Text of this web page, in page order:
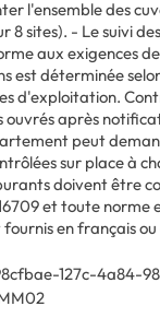
l'ensemble des
8 sites). - Le suivi
aux exigences
est déterminée
d'exploitation.
après
peut
sur place à
doivent être
et toute norme
en français
127c-4a84-